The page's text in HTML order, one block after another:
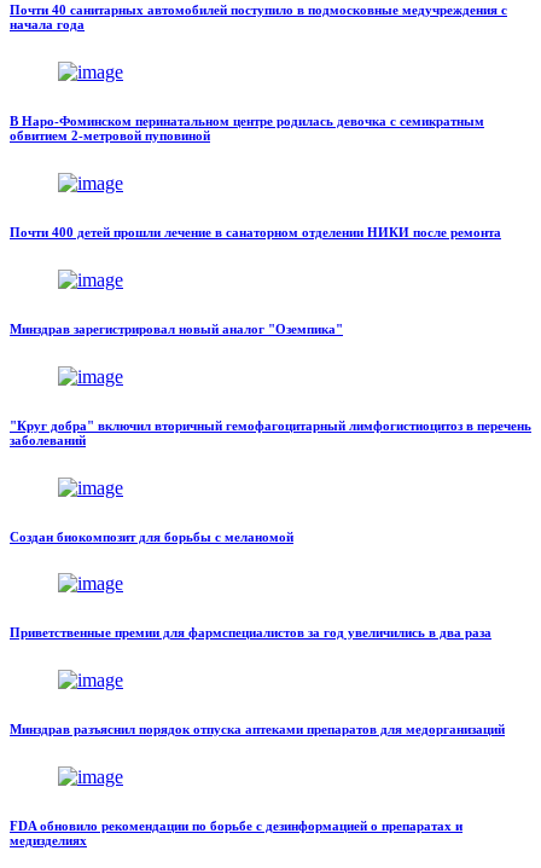
Почти 40 санитарных автомобилей поступило в подмосковные медучреждения с
начала года
В Наро-Фоминском перинатальном центре родилась девочка с семикратным
обвитием 2-метровой пуповиной
Почти 400 детей прошли лечение в санаторном отделении НИКИ после ремонта
Минздрав зарегистрировал новый аналог "Оземпика"
"Круг добра" включил вторичный гемофагоцитарный лимфогистиоцитоз в перечень
заболеваний
Создан биокомпозит для борьбы с меланомой
Приветственные премии для фармспециалистов за год увеличились в два раза
Минздрав разъяснил порядок отпуска аптеками препаратов для медорганизаций
FDA обновило рекомендации по борьбе с дезинформацией о препаратах и
медизделиях